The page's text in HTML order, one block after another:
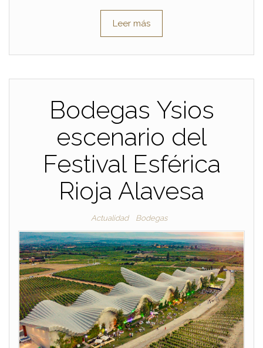
Leer más
Bodegas Ysios
escenario del
Festival Esférica
Rioja Alavesa
Actualidad Bodegas